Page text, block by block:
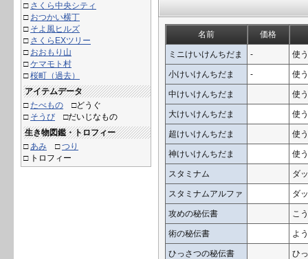
□ さくら中央シティ
□ おつかい横丁
□ そよ風ヒルズ
□ さくらEXツリー
□ おおもり山
□ケマモト村
□桜町（過去）
アイテムデータ
□たべもの □どうぐ
□ そうび □だいじなもの
生き物図鑑・トロフィー
□あみ □つり
□ トロフィー
名前 価格
ミニけいけんちだま - 使
小けいけんちだま - 使
中けいけんちだま 使
大けいけんちだま 使
超けいけんちだま 使
神けいけんちだま 使
スタミナム ダ
スタミナムアルファ ダ
攻めの秘伝書 こ
術の秘伝書 よ
ひっさつの秘伝書 ひ